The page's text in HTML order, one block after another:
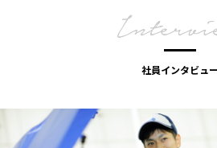
社員インタビュー